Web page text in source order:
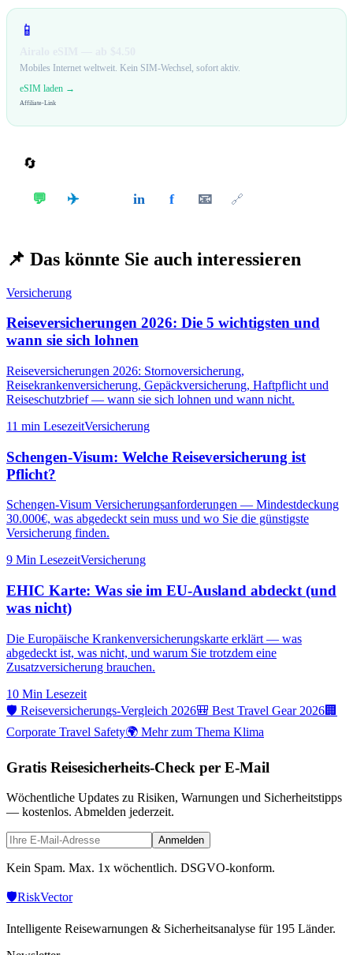
📱
Mobiles Internet weltweit. Kein SIM-Wechsel, sofort aktiv.
eSIM laden →
Affiliate-Link
🔄
💬 ✈️ in f 📧 🔗
📌 Das könnte Sie auch interessieren
Versicherung
Reiseversicherungen 2026: Die 5 wichtigsten und
wann sie sich lohnen
Reiseversicherungen 2026: Stornoversicherung,
Reisekrankenversicherung, Gepäckversicherung, Haftpflicht und
Reiseschutzbrief — wann sie sich lohnen und wann nicht.
11 min LesezeitVersicherung
Schengen-Visum: Welche Reiseversicherung ist
Pflicht?
Schengen-Visum Versicherungsanforderungen — Mindestdeckung
30.000€, was abgedeckt sein muss und wo Sie die günstigste
Versicherung finden.
9 Min LesezeitVersicherung
EHIC Karte: Was sie im EU-Ausland abdeckt (und
was nicht)
Die Europäische Krankenversicherungskarte erklärt — was
abgedeckt ist, was nicht, und warum Sie trotzdem eine
Zusatzversicherung brauchen.
10 Min Lesezeit
🛡️ Reiseversicherungs-Vergleich 2026🎒 Best Travel Gear 2026🏢
Corporate Travel Safety🌍 Mehr zum Thema Klima
Gratis Reisesicherheits-Check per E-Mail
Wöchentliche Updates zu Risiken, Warnungen und Sicherheitstipps
— kostenlos. Abmelden jederzeit.
Anmelden
Kein Spam. Max. 1x wöchentlich. DSGVO-konform.
🛡️RiskVector
Intelligente Reisewarnungen & Sicherheitsanalyse für 195 Länder.